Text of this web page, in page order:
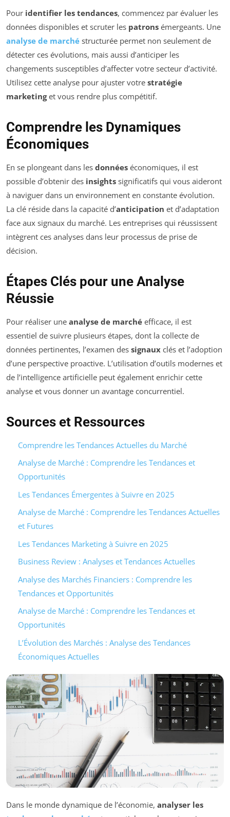
Pour identifier les tendances, commencez par évaluer les
données disponibles et scruter les patrons émergeants. Une
analyse de marché structurée permet non seulement de
détecter ces évolutions, mais aussi d’anticiper les
changements susceptibles d’affecter votre secteur d’activité.
Utilisez cette analyse pour ajuster votre stratégie
marketinget vous rendre plus compétitif.
Comprendre les Dynamiques
Économiques
En se plongeant dans les données économiques, il est
possible d’obtenir des insights significatifs qui vous aideront
à naviguer dans un environnement en constante évolution.
La clé réside dans la capacité d’anticipation et d’adaptation
face aux signaux du marché. Les entreprises qui réussissent
intègrent ces analyses dans leur processus de prise de
décision.
Étapes Clés pour une Analyse
Réussie
Pour réaliser une analyse de marché efficace, il est
essentiel de suivre plusieurs étapes, dont la collecte de
données pertinentes, l’examen des signaux clés et l’adoption
d’une perspective proactive. L’utilisation d’outils modernes et
de l’intelligence artificielle peut également enrichir cette
analyse et vous donner un avantage concurrentiel.
Sources et Ressources
Comprendre les Tendances Actuelles du Marché
Analyse de Marché : Comprendre les Tendances et
Opportunités
Les Tendances Émergentes à Suivre en 2025
Analyse de Marché : Comprendre les Tendances Actuelles
et Futures
Les Tendances Marketing à Suivre en 2025
Business Review : Analyses et Tendances Actuelles
Analyse des Marchés Financiers : Comprendre les
Tendances et Opportunités
Analyse de Marché : Comprendre les Tendances et
Opportunités
L’Évolution des Marchés : Analyse des Tendances
Économiques Actuelles
Dans le monde dynamique de l’économie, analyser les